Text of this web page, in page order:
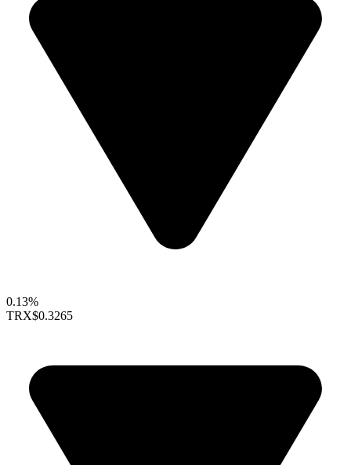
0.13%
TRX$0.3265